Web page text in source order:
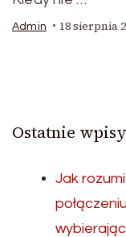
Admin 18 sierpnia
Ostatnie wpisy
Jak